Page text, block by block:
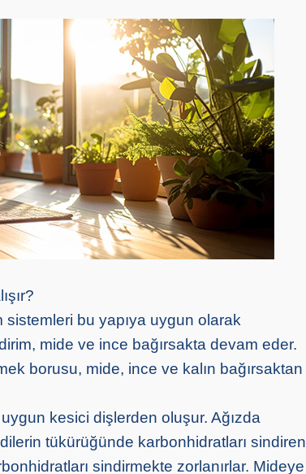
sistemleri bu yapıya uygun olarak
mide ve ince bağırsakta devam eder.
borusu, mide, ince ve kalın bağırsaktan
kesici dişlerden oluşur. Ağızda
tükürüğünde karbonhidratları sindiren
sindirmekte zorlanırlar. Mideye